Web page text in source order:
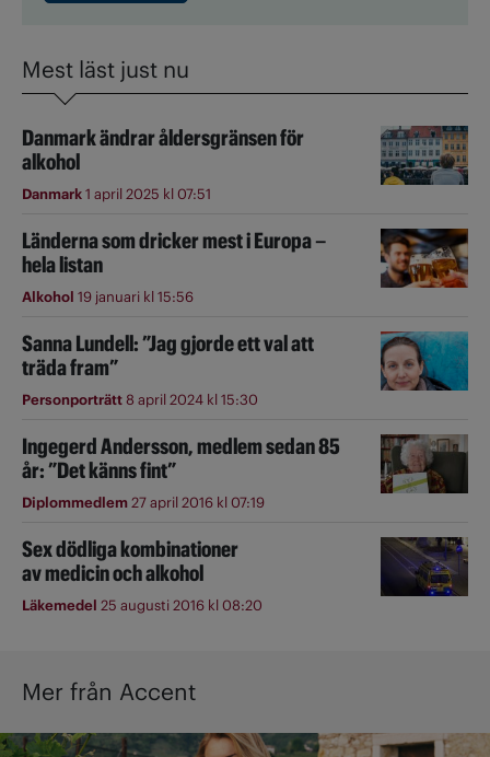
Mest läst just nu
Danmark ändrar åldersgränsen för
alkohol
Danmark1 april 2025 kl 07:51
Länderna som dricker mest i Europa –
hela listan
Alkohol 19 januari kl 15:56
Sanna Lundell: ”Jag gjorde ett val att
träda fram”
Personporträtt8 april 2024 kl 15:30
Ingegerd Andersson, medlem sedan 85
år: ”Det känns fint”
Diplommedlem27 april 2016 kl 07:19
Sex dödliga kombinationer
av medicin och alkohol
Läkemedel 25 augusti 2016 kl 08:20
Mer från Accent